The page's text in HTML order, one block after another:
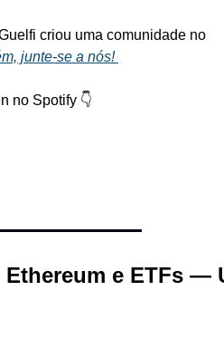
criou uma comunidade no
junte-se a nós!
no Spotify 👇
e ETFs —